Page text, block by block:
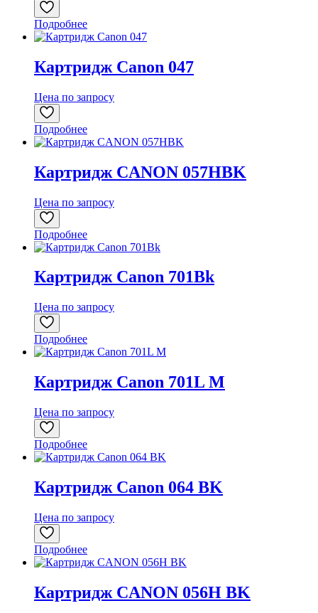
Подробнее
Картридж Canon 047
Цена по запросу
Подробнее
Картридж CANON 057HBK
Цена по запросу
Подробнее
Картридж Canon 701Bk
Цена по запросу
Подробнее
Картридж Canon 701L M
Цена по запросу
Подробнее
Картридж Canon 064 BK
Цена по запросу
Подробнее
Картридж CANON 056H BK